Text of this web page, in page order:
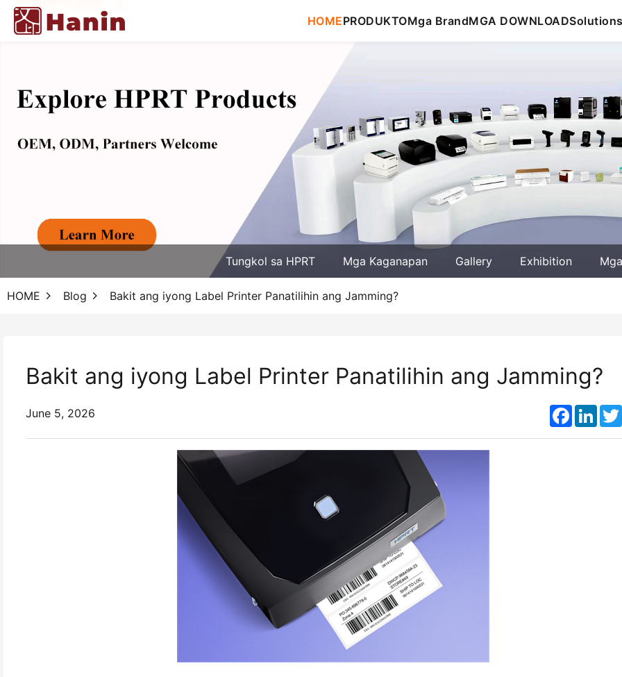
HOMEPRODUKTOMga BrandMGA DOWNLOADSolutions
Tungkol sa HPRT Mga Kaganapan Gallery Exhibition
HOME Blog Bakit ang iyong Label Printer Panatilihin ang Jamming?
Bakit ang iyong Label Printer Panatilihin ang Jamming?
June 5, 2026 Facebook